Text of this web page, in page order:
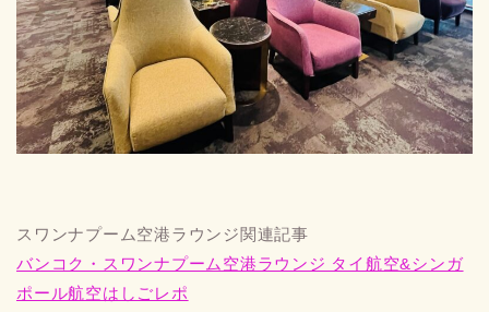
スワンナプーム空港ラウンジ関連記事
バンコク・スワンナプーム空港ラウンジ タイ航空&シンガ
ポール航空はしごレポ